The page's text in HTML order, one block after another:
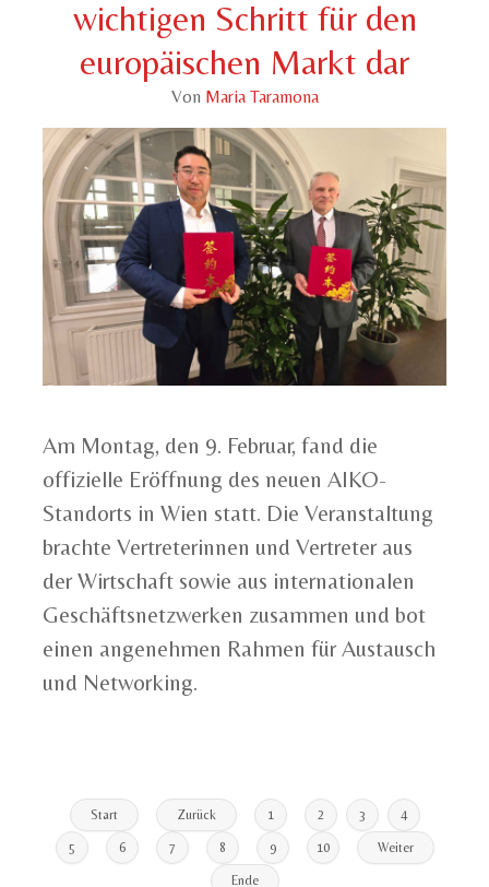
wichtigen Schritt für den
europäischen Markt dar
Von Maria Taramona
Am Montag, den 9. Februar, fand die
offizielle Eröffnung des neuen AIKO-
Standorts in Wien statt. Die Veranstaltung
brachte Vertreterinnen und Vertreter aus
der Wirtschaft sowie aus internationalen
Geschäftsnetzwerken zusammen und bot
einen angenehmen Rahmen für Austausch
und Networking.
Start Zurück 1 2 3 4
5 6 7 8 9 10 Weiter
Ende